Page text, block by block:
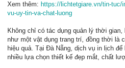
Xem thêm: https://lichtetgiare.vn/tin-tuc/
vu-uy-tin-va-chat-luong
Không chỉ có tác dụng quản lý thời
như một vật dụng trang trí, đồng thời là
hiệu quả. Tại Đà Nẵng, dịch vụ in lịch
nhiều lựa chọn thiết kế đẹp mắt, chất